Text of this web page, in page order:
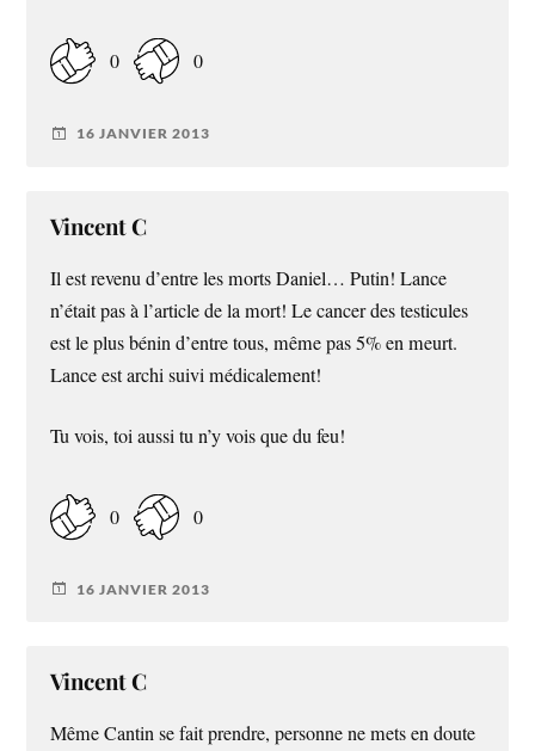
0 0
16 JANVIER 2013
Vincent C
Il est revenu d’entre les morts Daniel… Putin! Lance
n’était pas à l’article de la mort! Le cancer des testicules
est le plus bénin d’entre tous, même pas 5% en meurt.
Lance est archi suivi médicalement!
Tu vois, toi aussi tu n’y vois que du feu!
0 0
16 JANVIER 2013
Vincent C
Même Cantin se fait prendre, personne ne mets en doute